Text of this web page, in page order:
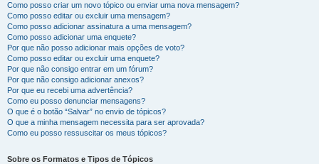
Como posso criar um novo tópico ou enviar uma nova mensagem?
Como posso editar ou excluir uma mensagem?
Como posso adicionar assinatura a uma mensagem?
Como posso adicionar uma enquete?
Por que não posso adicionar mais opções de voto?
Como posso editar ou excluir uma enquete?
Por que não consigo entrar em um fórum?
Por que não consigo adicionar anexos?
Por que eu recebi uma advertência?
Como eu posso denunciar mensagens?
O que é o botão “Salvar” no envio de tópicos?
O que a minha mensagem necessita para ser aprovada?
Como eu posso ressuscitar os meus tópicos?
Sobre os Formatos e Tipos de Tópicos